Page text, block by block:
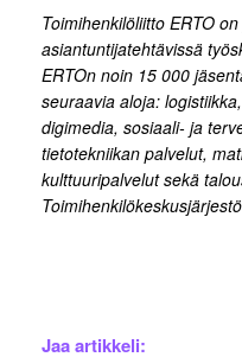
Toimihenkilöliitto ERTO
asiantuntijatehtävissä
ERTOn noin 15 000
seuraavia aloja:
digimedia, sosiaali- ja
tietotekniikan palvelut,
kulttuuripalvelut sekä
Jaa artikkeli: